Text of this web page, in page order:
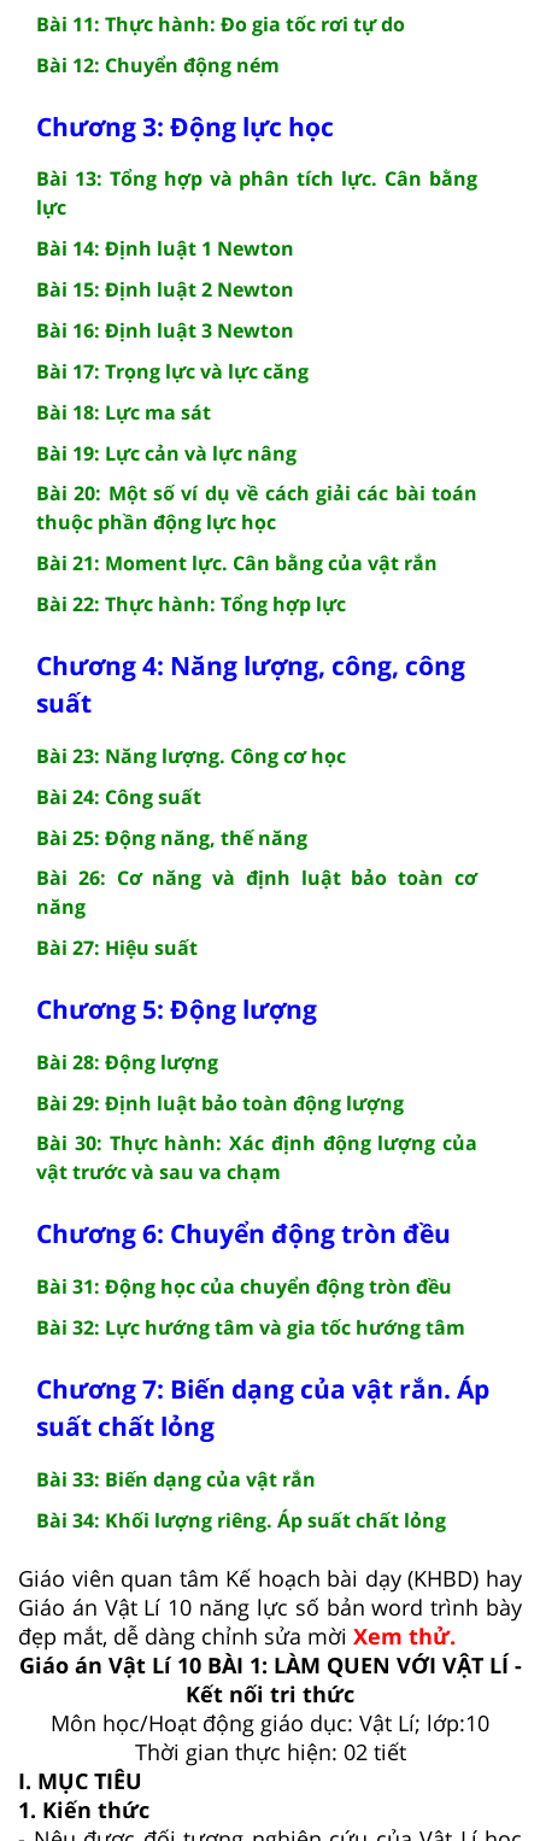
Bài 11: Thực hành: Đo gia tốc rơi tự do
Bài 12: Chuyển động ném
Chương 3: Động lực học
Bài 13: Tổng hợp và phân tích lực. Cân bằng
lực
Bài 14: Định luật 1 Newton
Bài 15: Định luật 2 Newton
Bài 16: Định luật 3 Newton
Bài 17: Trọng lực và lực căng
Bài 18: Lực ma sát
Bài 19: Lực cản và lực nâng
Bài 20: Một số ví dụ về cách giải các bài toán
thuộc phần động lực học
Bài 21: Moment lực. Cân bằng của vật rắn
Bài 22: Thực hành: Tổng hợp lực
Chương 4: Năng lượng, công, công
suất
Bài 23: Năng lượng. Công cơ học
Bài 24: Công suất
Bài 25: Động năng, thế năng
Bài 26: Cơ năng và định luật bảo toàn cơ
năng
Bài 27: Hiệu suất
Chương 5: Động lượng
Bài 28: Động lượng
Bài 29: Định luật bảo toàn động lượng
Bài 30: Thực hành: Xác định động lượng của
vật trước và sau va chạm
Chương 6: Chuyển động tròn đều
Bài 31: Động học của chuyển động tròn đều
Bài 32: Lực hướng tâm và gia tốc hướng tâm
Chương 7: Biến dạng của vật rắn. Áp
suất chất lỏng
Bài 33: Biến dạng của vật rắn
Bài 34: Khối lượng riêng. Áp suất chất lỏng
Giáo viên quan tâm Kế hoạch bài dạy (KHBD) hay
Giáo án Vật Lí 10 năng lực số bản word trình bày
đẹp mắt, dễ dàng chỉnh sửa mời Xem thử.
Giáo án Vật Lí 10 BÀI 1: LÀM QUEN VỚI VẬT LÍ -
Kết nối tri thức
Môn học/Hoạt động giáo dục: Vật Lí; lớp:10
Thời gian thực hiện: 02 tiết
I. MỤC TIÊU
1. Kiến thức